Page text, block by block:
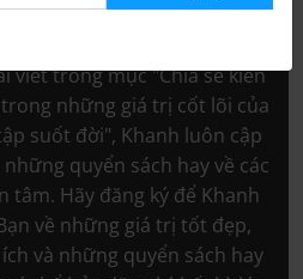
ký email
viết trong mục "Chia sẻ kiến
những giá trị cốt lõi của
suốt đời", Khanh luôn cập
quyển sách hay về các
tâm. Hãy đăng ký để Khanh
về những giá trị tốt đẹp,
và những quyển sách hay